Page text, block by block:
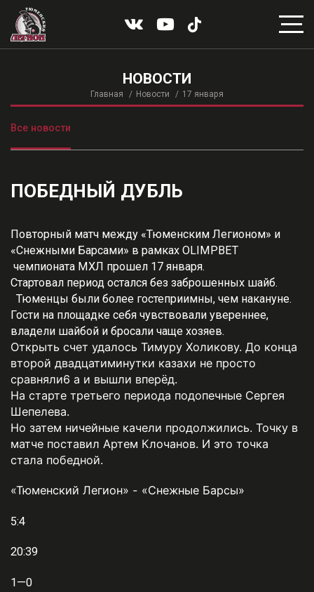
НОВОСТИ
Главная Новости 17 января
Все новости
ПОБЕДНЫЙ ДУБЛЬ
Повторный матч между «Тюменским Легионом» и
«Снежными Барсами» в рамках OLIMPBET
чемпионата МХЛ прошел 17 января.
Стартовал период остался без заброшенных шайб.
Тюменцы были более гостеприимны, чем накануне.
Гости на площадке себя чувствовали увереннее,
владели шайбой и бросали чаще хозяев.
Открыть счет удалось Тимуру Холикову. До конца
второй двадцатиминутки казахи не просто
сравняли6 а и вышли вперёд.
На старте третьего периода подопечные Сергея
Шепелева.
Но затем ничейные качели продолжились. Точку в
матче поставил Артем Клочанов. И это точка
стала победной.
«Тюменский Легион» - «Снежные Барсы»
5:4
20:39
1—0